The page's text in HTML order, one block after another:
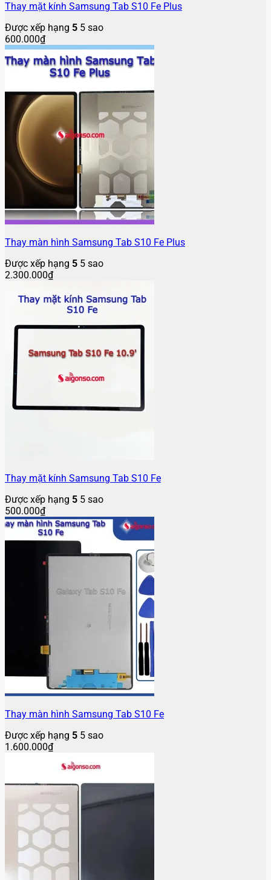
Thay mặt kính Samsung Tab S10 Fe Plus
Được xếp hạng 5 5 sao
600.000₫
Thay màn hình Samsung Tab S10 Fe Plus
Được xếp hạng 5 5 sao
2.300.000₫
Thay mặt kính Samsung Tab S10 Fe
Được xếp hạng 5 5 sao
500.000₫
Thay màn hình Samsung Tab S10 Fe
Được xếp hạng 5 5 sao
1.600.000₫